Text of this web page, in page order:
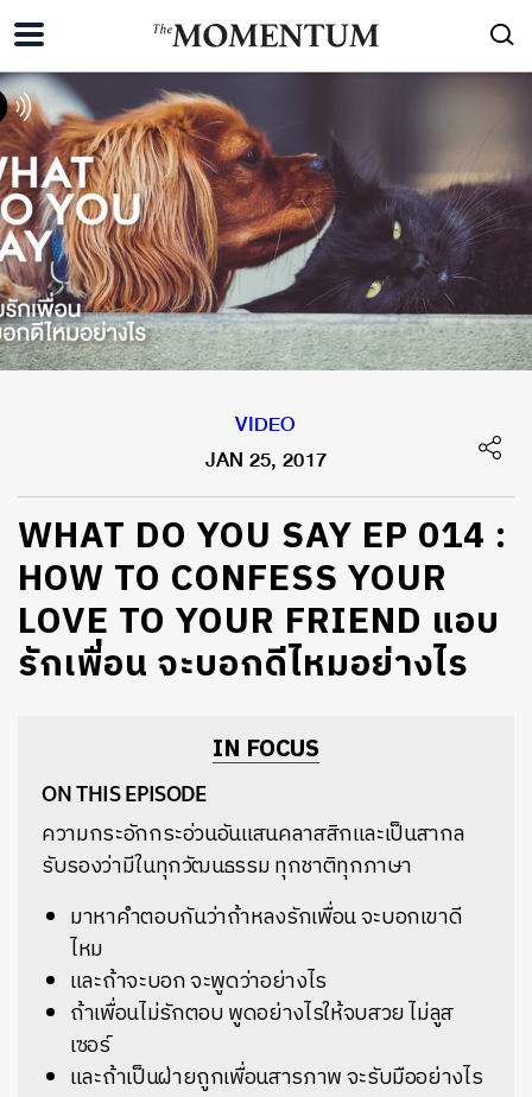
VIDEO
JAN 25, 2017
WHAT DO YOU SAY EP 014 :
HOW TO CONFESS YOUR
LOVE TO YOUR FRIEND แอบ
รักเพื่อน จะบอกดีไหมอย่างไร
IN FOCUS
ON THIS EPISODE
ความกระอักกระอ่วนอันแสนคลาสสิกและเป็นสากล
รับรองว่ามีในทุกวัฒนธรรม ทุกชาติทุกภาษา
มาหาคำตอบกันว่าถ้าหลงรักเพื่อน จะบอกเขาดี
ไหม
และถ้าจะบอก จะพูดว่าอย่างไร
ถ้าเพื่อนไม่รักตอบ พูดอย่างไรให้จบสวย ไม่ลูส
เซอร์
และถ้าเป็นฝ่ายถูกเพื่อนสารภาพ จะรับมืออย่างไร